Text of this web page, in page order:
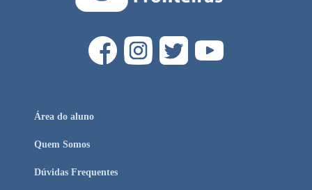
Área do aluno
Quem Somos
Dúvidas Frequentes